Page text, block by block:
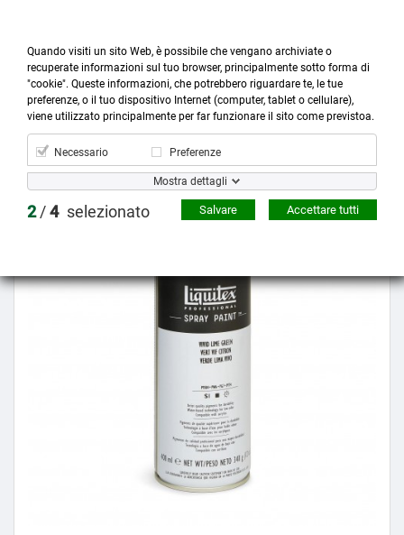

Prodotti

Account

Cerca
more_horiz
Menù
shopping_cart
Prezzo scontato
Quando visiti un sito Web, è possibile che vengano archiviate o
recuperate informazioni sul tuo browser, principalmente sotto forma di
"cookie". Queste informazioni, che potrebbero riguardare te, le tue
preferenze, o il tuo dispositivo Internet (computer, tablet o cellulare),
viene utilizzato principalmente per far funzionare il sito come previstoa.
Necessario Preferenze
Mostra dettagli
2/4 selezionato Accettare tutti
Salvare